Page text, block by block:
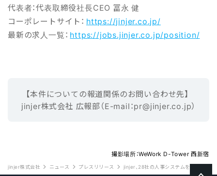
代表者：代表取締役社長CEO 冨永 健
コーポレートサイト： https://jinjer.co.jp/
最新の求人一覧： https://jobs.jinjer.co.jp/position/
【本‌件‌に‌つ‌い‌ての報‌道‌関‌係‌の‌お‌問‌い‌合‌わ‌せ先】‌ ‌
jinjer株式会社 広報部（E-mail‌：‌pr@jinjer.co.jp）
jinjer株式会社 ニュース プレスリリース jinjer、28社の人事システムを一括比較で
撮影場所：WeWork D-Tower 西新宿